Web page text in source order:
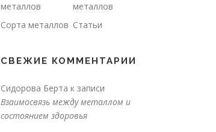
металлов
металлов
Сорта металлов Статьи
СВЕЖИЕ КОММЕНТАРИИ
Сидорова Берта к записи
Взаимосвязь между металлом и
состоянием здоровья